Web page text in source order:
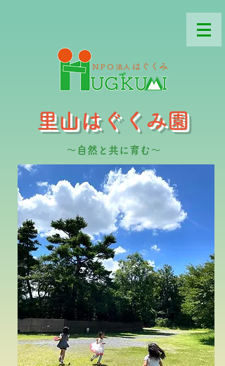
里山はぐくみ園
～自然と共に育む～